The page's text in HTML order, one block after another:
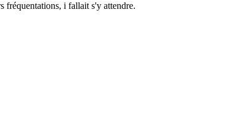
fréquentations, i fallait s'y attendre.